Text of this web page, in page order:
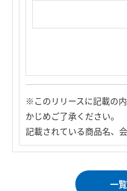
※このリリースに記載の
かじめご了承ください。
記載されている商品名、
一